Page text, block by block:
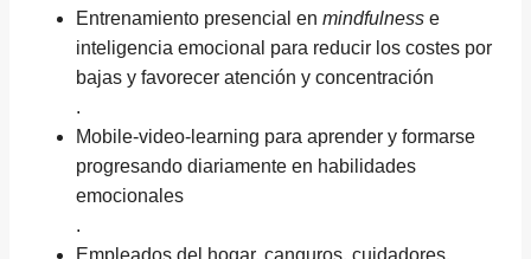
Entrenamiento presencial en mindfulness e
inteligencia emocional para reducir los costes por
bajas y favorecer atención y concentración
.
Mobile-video-learning para aprender y formarse
progresando diariamente en habilidades
emocionales
.
Empleados del hogar, canguros, cuidadores,